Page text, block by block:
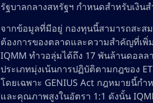
รัฐบาลกลางสหรัฐฯ กำหนดสำหรับเงิน
จากข้อมูลที่มีอยู่ กองทุนนี้สามารถสะสม
ต้องการของตลาดและความสำคัญที่เ
IQMM ทำวอลุ่มได้ถึง 17 พันล้านดอล
ประเภทมุ่งเน้นการปฏิบัติตามกฎของ
โดยเฉพาะ GENIUS Act กฎหมายนี้ก
และคุณภาพสูงในอัตรา 1:1 ดังนั้น